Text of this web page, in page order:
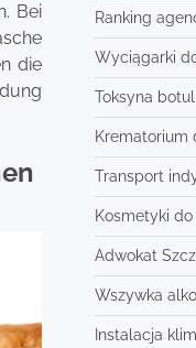
Bei
die
Ranking
Wyciągarki
Toksyna
Krematorium
Transport
Kosmetyki do
Adwokat
Wszywka
Instalacja